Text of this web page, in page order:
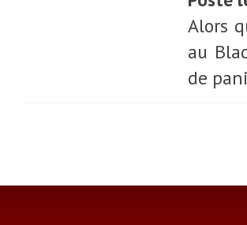
Alors
au
de